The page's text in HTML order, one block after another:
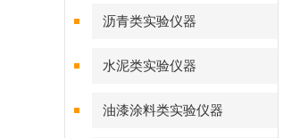
沥青类实验仪器
水泥类实验仪器
油漆涂料类实验仪器